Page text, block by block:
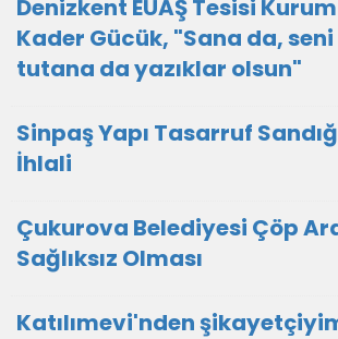
Denizkent EÜAŞ Tesisi
Kader Gücük, "Sana da,
tutana da yazıklar olsun"
Sinpaş Yapı Tasarruf
İhlali
Çukurova Belediyesi Çöp
Sağlıksız Olması
Katılımevi'nden